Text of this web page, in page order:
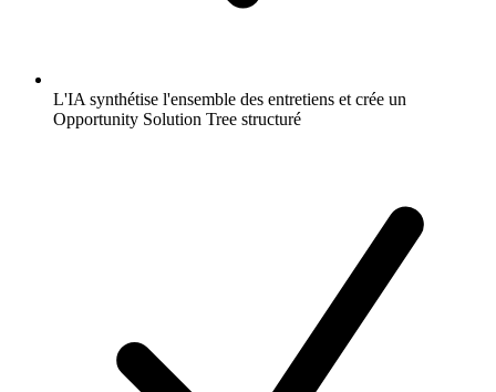
L'IA synthétise l'ensemble des entretiens et crée un
Opportunity Solution Tree structuré